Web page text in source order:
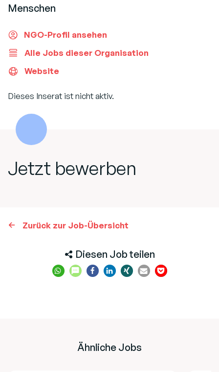
Menschen
NGO-Profil ansehen
Alle Jobs dieser Organisation
Website
Dieses Inserat ist nicht aktiv.
Jetzt bewerben
Zurück zur Job-Übersicht
Diesen Job teilen
Ähnliche Jobs